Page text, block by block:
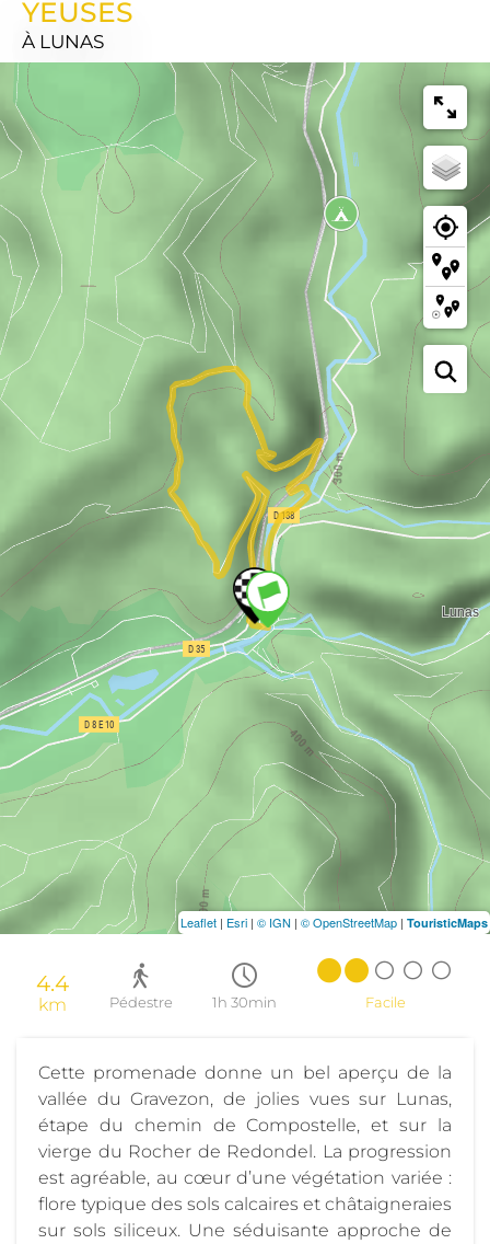
YEUSES
À LUNAS
4.4
km Pédestre 1h 30min Facile
Cette promenade donne un bel aperçu de la
vallée du Gravezon, de jolies vues sur Lunas,
étape du chemin de Compostelle, et sur la
vierge du Rocher de Redondel. La progression
est agréable, au cœur d’une végétation variée :
flore typique des sols calcaires et châtaigneraies
sur sols siliceux. Une séduisante approche de
Leaflet | Esri | © IGN | © OpenStreetMap | TouristicMaps